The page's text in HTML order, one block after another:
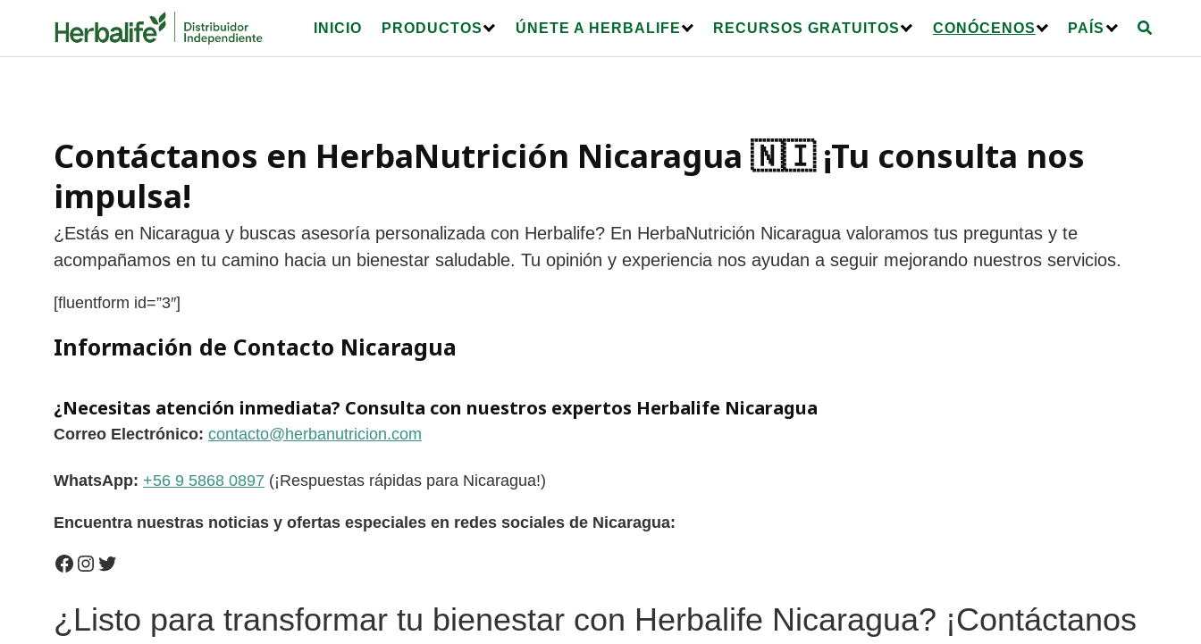
INICIO PRODUCTOS ÚNETE A HERBALIFE RECURSOS GRATUITOS CONÓCENOS PAÍS
Contáctanos en HerbaNutrición Nicaragua 🇳🇮 ¡Tu consulta nos
impulsa!
¿Estás en Nicaragua y buscas asesoría personalizada con Herbalife? En HerbaNutrición Nicaragua valoramos tus preguntas y te
acompañamos en tu camino hacia un bienestar saludable. Tu opinión y experiencia nos ayudan a seguir mejorando nuestros servicios.
[fluentform id=”3″]
Información de Contacto Nicaragua
¿Necesitas atención inmediata? Consulta con nuestros expertos Herbalife Nicaragua
Correo Electrónico: contacto@herbanutricion.com
WhatsApp: +56 9 5868 0897 (¡Respuestas rápidas para Nicaragua!)
Encuentra nuestras noticias y ofertas especiales en redes sociales de Nicaragua:
Facebook
Instagram
Twitter
¿Listo para transformar tu bienestar con Herbalife Nicaragua? ¡Contáctanos